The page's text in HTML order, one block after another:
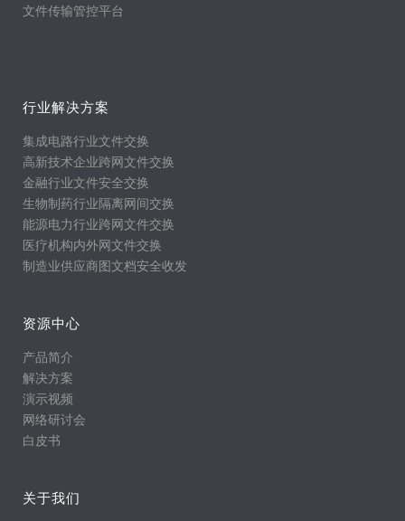
文件传输管控平台
行业解决方案
集成电路行业文件交换
高新技术企业跨网文件交换
金融行业文件安全交换
生物制药行业隔离网间交换
能源电力行业跨网文件交换
医疗机构内外网文件交换
制造业供应商图文档安全收发
资源中心
产品简介
解决方案
演示视频
网络研讨会
白皮书
关于我们